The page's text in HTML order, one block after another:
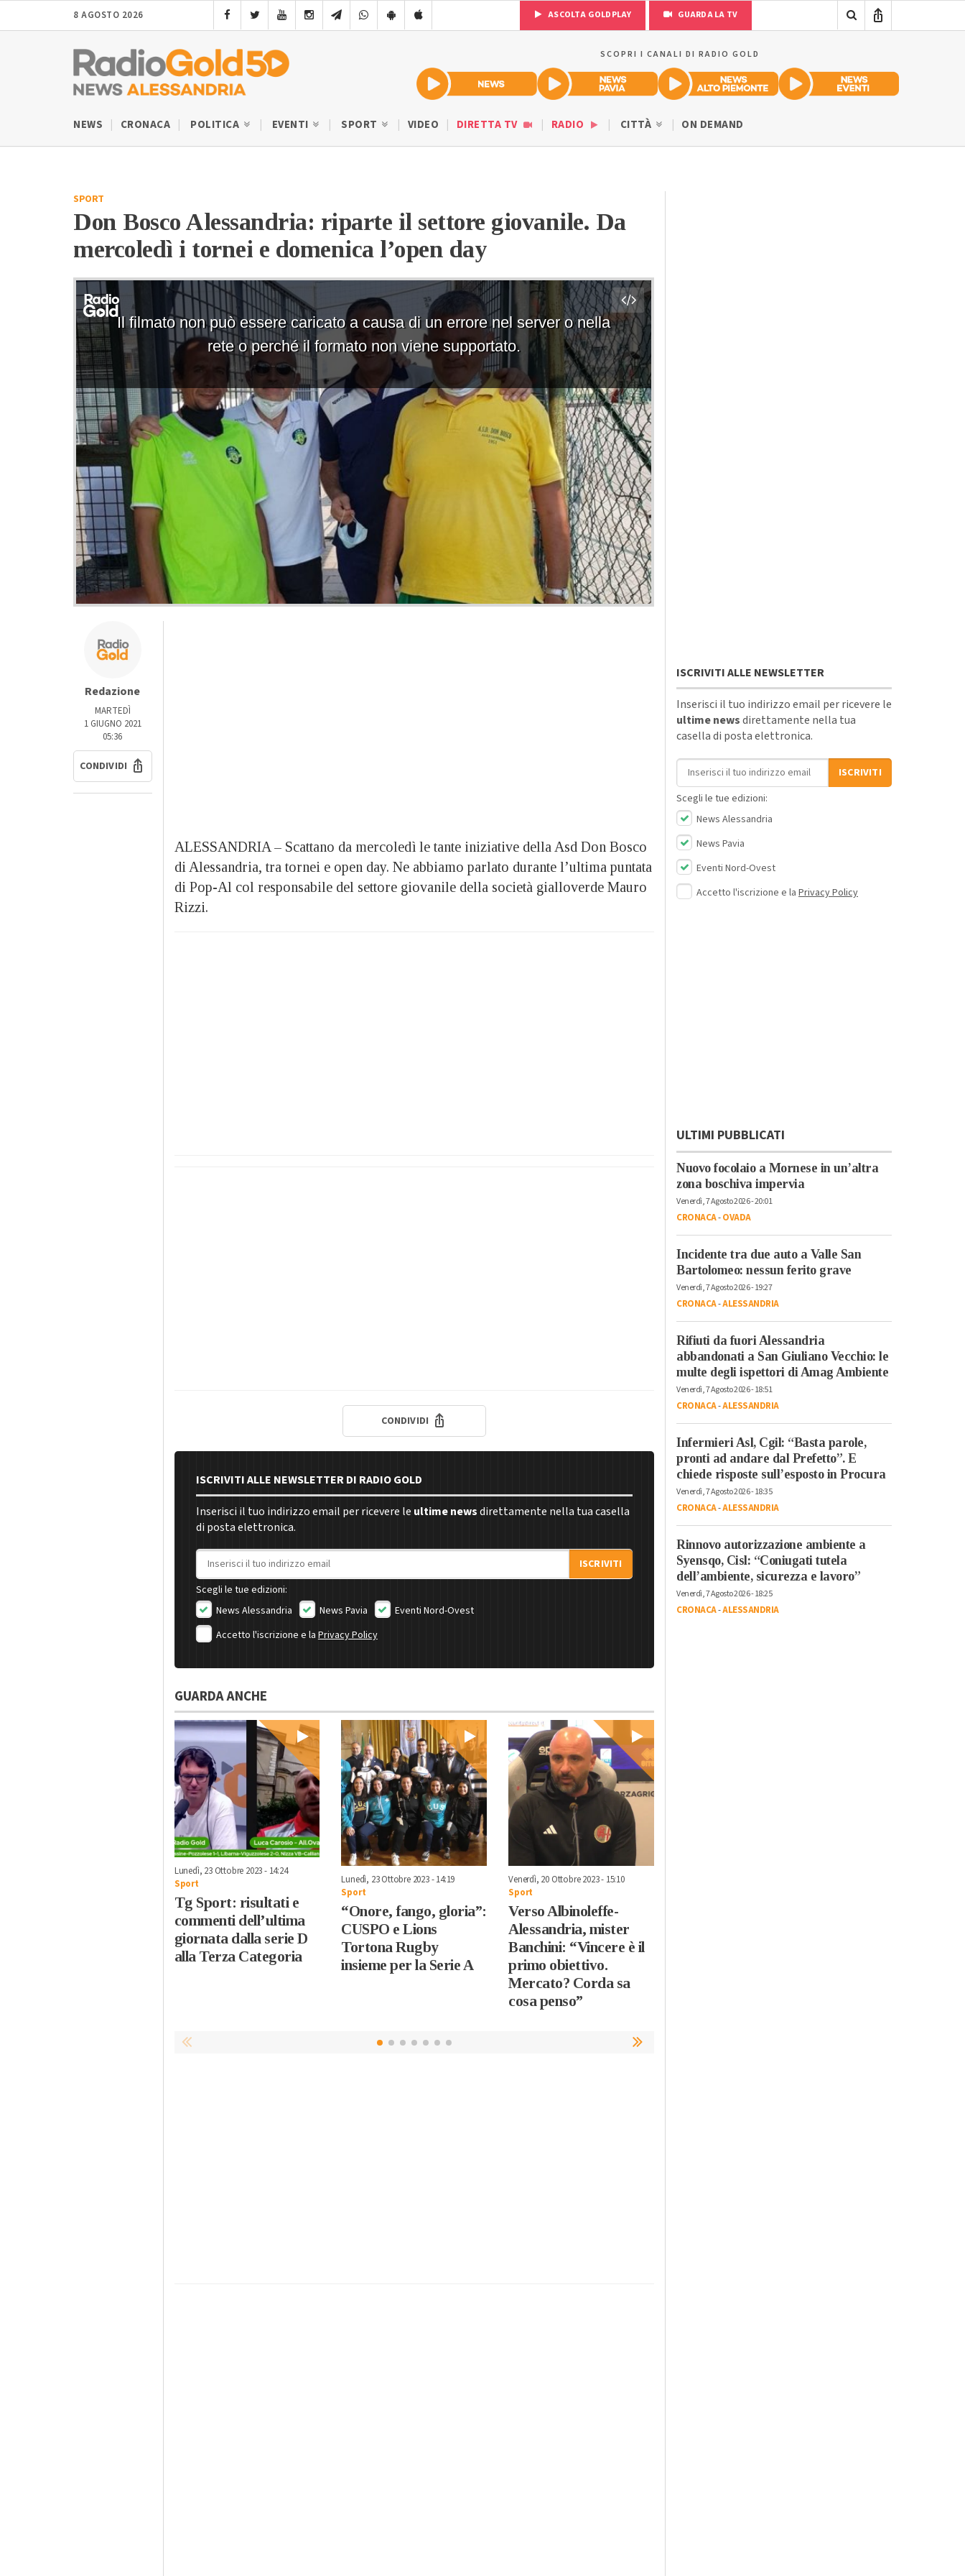
8 AGOSTO 2026 ASCOLTA GOLDPLAY GUARDA LA TV
SCOPRI I CANALI DI RADIO GOLD
NEWS CRONACA POLITICA EVENTI SPORT VIDEO DIRETTA TV RADIO CITTÀ ON DEMAND
SPORT
Don Bosco Alessandria: riparte il settore giovanile. Da
mercoledì i tornei e domenica l’open day
Redazione
MARTEDÌ
1 GIUGNO 2021
05:36
CONDIVIDI
ALESSANDRIA – Scattano da mercoledì le tante iniziative della Asd Don Bosco
di Alessandria, tra tornei e open day. Ne abbiamo parlato durante l’ultima puntata
di Pop-Al col responsabile del settore giovanile della società gialloverde Mauro
Rizzi.
CONDIVIDI
ISCRIVITI ALLE NEWSLETTER DI RADIO GOLD
Inserisci il tuo indirizzo email per ricevere le ultime newsdirettamente nella tua casella
di posta elettronica.
Indirizzo email
ISCRIVITI
Scegli le tue edizioni:
News Alessandria
News Pavia
Eventi Nord-Ovest
Accetto l'iscrizione e laPrivacy Policy
GUARDA ANCHE
Lunedì, 23 Ottobre 2023 - 14:24
Sport
Tg Sport: risultati e
commenti dell’ultima
giornata dalla serie D
alla Terza Categoria
Lunedì, 23 Ottobre 2023 - 14:19
Sport
“Onore, fango, gloria”:
CUSPO e Lions
Tortona Rugby
insieme per la Serie A
Venerdì, 20 Ottobre 2023 - 15:10
Sport
Verso Albinoleffe-
Alessandria, mister
Banchini: “Vincere è il
primo obiettivo.
Mercato? Corda sa
cosa penso”
ISCRIVITI ALLE NEWSLETTER
Inserisci il tuo indirizzo email per ricevere le
ultime newsdirettamente nella tua
casella di posta elettronica.
Indirizzo email
ISCRIVITI
Scegli le tue edizioni:
News Alessandria
News Pavia
Eventi Nord-Ovest
Accetto l'iscrizione e la Privacy Policy
ULTIMI PUBBLICATI
Nuovo focolaio a Mornese in un’altra
zona boschiva impervia
Venerdì, 7 Agosto 2026 - 20:01
CRONACA-OVADA
Incidente tra due auto a Valle San
Bartolomeo: nessun ferito grave
Venerdì, 7 Agosto 2026 - 19:27
CRONACA-ALESSANDRIA
Rifiuti da fuori Alessandria
abbandonati a San Giuliano Vecchio: le
multe degli ispettori di Amag Ambiente
Venerdì, 7 Agosto 2026 - 18:51
CRONACA-ALESSANDRIA
Infermieri Asl, Cgil: “Basta parole,
pronti ad andare dal Prefetto”. E
chiede risposte sull’esposto in Procura
Venerdì, 7 Agosto 2026 - 18:35
CRONACA-ALESSANDRIA
Rinnovo autorizzazione ambiente a
Syensqo, Cisl: “Coniugati tutela
dell’ambiente, sicurezza e lavoro”
Venerdì, 7 Agosto 2026 - 18:25
CRONACA-ALESSANDRIA